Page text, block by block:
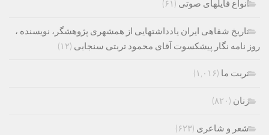
انواع فایلهای صوتی (۶۱)
تاریخ شفاهی ایران یادداشتهایی از همشهری پژوهشگر، نویسنده ،
روز نامه نگار پیشکسوت آقای محمود تربتی سنجابی (۱۲)
تربت ما (۱,۰۱۶)
زنان (۸۲۰)
شعر و شاعری (۶۲۳)